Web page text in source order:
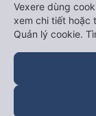
Vexere dùng
xem chi tiết hoặc
Quản lý cookie.